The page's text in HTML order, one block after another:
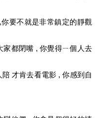
要不就是非常鎮定的靜觀
都閉嘴 , 你覺得ㄧ個人去
才肯去看電影 , 你感到自